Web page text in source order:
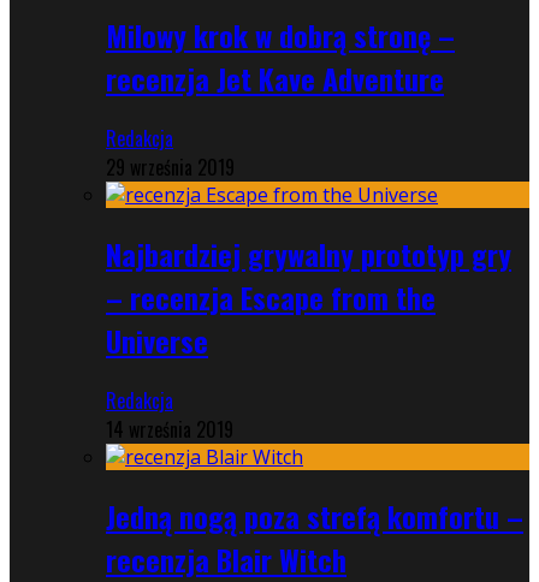
Milowy krok w dobrą stronę –
recenzja Jet Kave Adventure
Redakcja
29 września 2019
Najbardziej grywalny prototyp gry
– recenzja Escape from the
Universe
Redakcja
14 września 2019
Jedną nogą poza strefą komfortu –
recenzja Blair Witch